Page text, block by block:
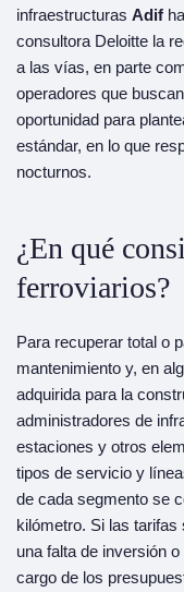
infraestructuras Adif
consultora Deloitte la
a las vías, en parte
operadores que
oportunidad para
estándar, en lo que
nocturnos.
¿En qué
ferroviarios?
Para recuperar total o
mantenimiento y, en
adquirida para la
administradores de
estaciones y otros
tipos de servicio y
de cada segmento se
kilómetro. Si las
una falta de inversión
cargo de los